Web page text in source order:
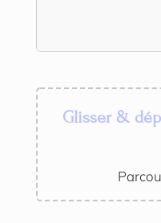
Glisser &